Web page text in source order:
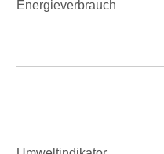
Energieverbrauch